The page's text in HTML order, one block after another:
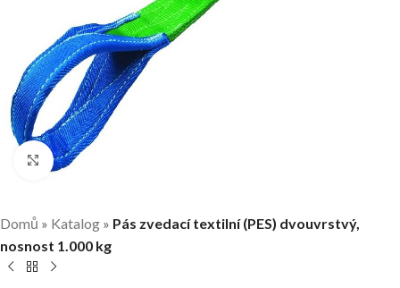
Klikni pro zvětšení
Domů » Katalog » Pás zvedací textilní (PES) dvouvrstvý,
nosnost 1.000 kg